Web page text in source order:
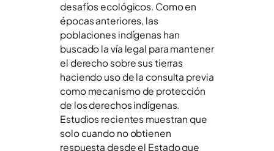
desafíos ecológicos. Como en
épocas anteriores, las
poblaciones indígenas han
buscado la vía legal para mantener
el derecho sobre sus tierras
haciendo uso de la consulta previa
como mecanismo de protección
de los derechos indígenas.
Estudios recientes muestran que
solo cuando no obtienen
respuesta desde el Estado que